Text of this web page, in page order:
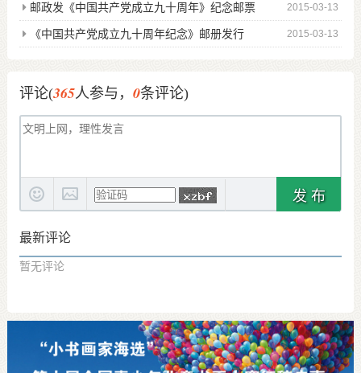
2015-03-13
邮政发《中国共产党成立九十周年》纪念邮票
2015-03-13
《中国共产党成立九十周年纪念》邮册发行
评论(365人参与， 0条评论)
发 布
最新评论
暂无评论